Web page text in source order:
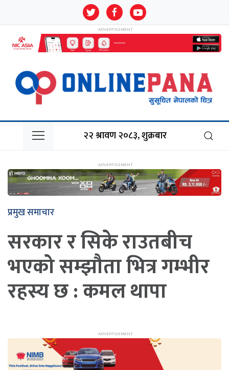
२२ श्रावण २०८३, शुक्रबार
प्रमुख समाचार
सरकार र सिके राउतबीच
भएको सम्झौता भित्र गम्भीर
रहस्य छ : कमल थापा